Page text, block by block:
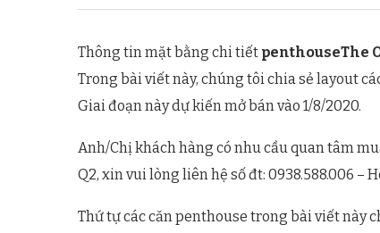
Thông tin mặt bằng chi tiết penthouseThe
Trong bài viết này, chúng tôi chia sẻ layout
Giai đoạn này dự kiến mở bán vào 1/8/2020.
Anh/Chị khách hàng có nhu cầu quan tâm
Q2, xin vui lòng liên hệ số đt: 0938.588.006 –
Thứ tự các căn penthouse trong bài viết này